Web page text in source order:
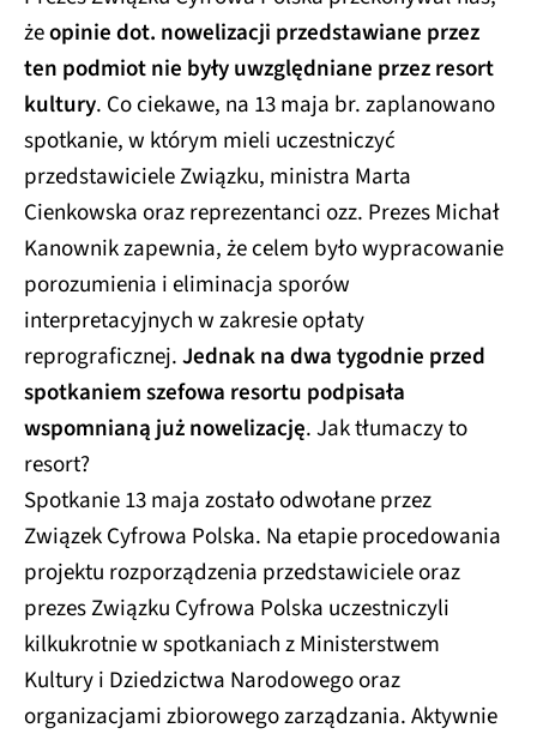
żeopinie dot. nowelizacji przedstawiane przez
ten podmiot nie były uwzględniane przez resort
kultury. Co ciekawe, na 13 maja br. zaplanowano
spotkanie, w którym mieli uczestniczyć
przedstawiciele Związku, ministra Marta
Cienkowska oraz reprezentanci ozz. Prezes Michał
Kanownik zapewnia, że celem było wypracowanie
porozumienia i eliminacja sporów
interpretacyjnych w zakresie opłaty
reprograficznej.Jednak na dwa tygodnie przed
spotkaniem szefowa resortu podpisała
wspomnianą już nowelizację. Jak tłumaczy to
resort?
Spotkanie 13 maja zostało odwołane przez
Związek Cyfrowa Polska. Na etapie procedowania
projektu rozporządzenia przedstawiciele oraz
prezes Związku Cyfrowa Polska uczestniczyli
kilkukrotnie w spotkaniach z Ministerstwem
Kultury i Dziedzictwa Narodowego oraz
organizacjami zbiorowego zarządzania. Aktywnie